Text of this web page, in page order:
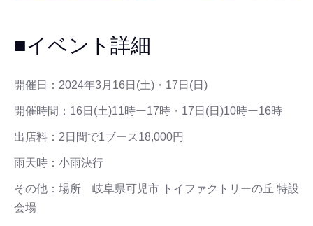
■イベント詳細
開催日： 2024年3月16日(土)・17日(日)
開催時間： 16日(土)11時ー17時・17日(日)10時ー16時
出店料：2日間で1ブース18,000円
雨天時：小雨決行
その他：場所 岐阜県可児市 トイファクトリーの丘 特設
会場